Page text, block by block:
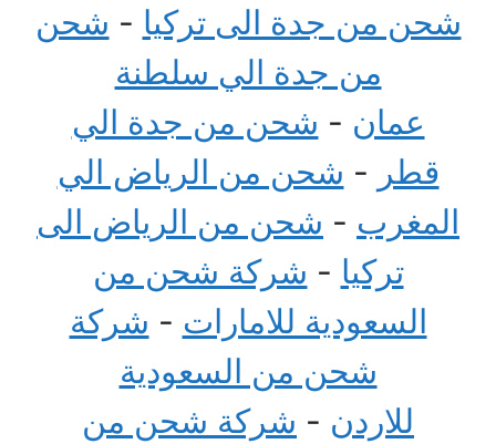
شحن من جدة الى تركيا - شحن
من جدة الي سلطنة
عمان - شحن من جدة الي
قطر - شحن من الرياض الي
المغرب - شحن من الرياض الى
تركيا - شركة شحن من
السعودية للامارات - شركة
شحن من السعودية
للاردن - شركة شحن من